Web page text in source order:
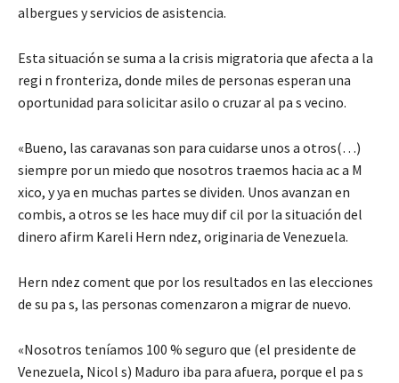
albergues y servicios de asistencia.
Esta situación se suma a la crisis migratoria que afecta a la
regi n fronteriza, donde miles de personas esperan una
oportunidad para solicitar asilo o cruzar al pa s vecino.
«Bueno, las caravanas son para cuidarse unos a otros(…)
siempre por un miedo que nosotros traemos hacia ac a M
xico, y ya en muchas partes se dividen. Unos avanzan en
combis, a otros se les hace muy dif cil por la situación del
dinero afirm Kareli Hern ndez, originaria de Venezuela.
Hern ndez coment que por los resultados en las elecciones
de su pa s, las personas comenzaron a migrar de nuevo.
«Nosotros teníamos 100 % seguro que (el presidente de
Venezuela, Nicol s) Maduro iba para afuera, porque el pa s